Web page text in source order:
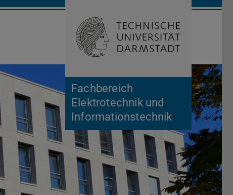
Fachbereich
Elektrotechnik und
Informationstechnik
Suche öffnen